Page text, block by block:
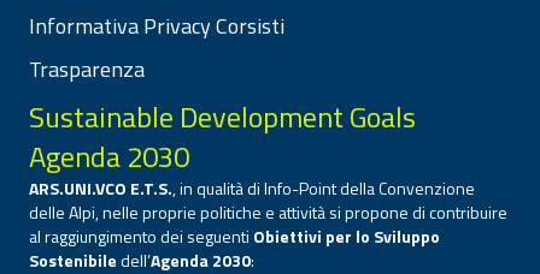
Informativa Privacy Corsisti
Trasparenza
Sustainable Development Goals
Agenda 2030
ARS.UNI.VCO E.T.S., in qualità di Info-Point della Convenzione
delle Alpi, nelle proprie politiche e attività si propone di contribuire
al raggiungimento dei seguenti Obiettivi per lo Sviluppo
Sostenibiledell’Agenda 2030: